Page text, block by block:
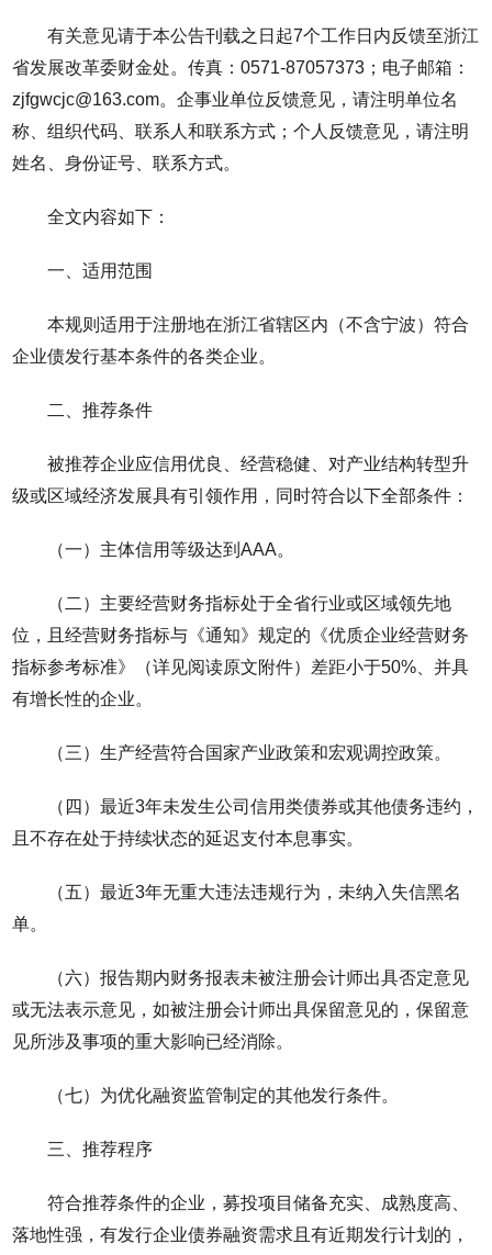
有关意见请于本公告刊载之日起7个工作日内反馈至浙江
省发展改革委财金处。传真：0571-87057373；电子邮箱：
zjfgwcjc@163.com。企事业单位反馈意见，请注明单位名
称、组织代码、联系人和联系方式；个人反馈意见，请注明
姓名、身份证号、联系方式。
全文内容如下：
一、适用范围
本规则适用于注册地在浙江省辖区内（不含宁波）符合
企业债发行基本条件的各类企业。
二、推荐条件
被推荐企业应信用优良、经营稳健、对产业结构转型升
级或区域经济发展具有引领作用，同时符合以下全部条件：
（一）主体信用等级达到AAA。
（二）主要经营财务指标处于全省行业或区域领先地
位，且经营财务指标与《通知》规定的《优质企业经营财务
指标参考标准》（详见阅读原文附件）差距小于50%、并具
有增长性的企业。
（三）生产经营符合国家产业政策和宏观调控政策。
（四）最近3年未发生公司信用类债券或其他债务违约，
且不存在处于持续状态的延迟支付本息事实。
（五）最近3年无重大违法违规行为，未纳入失信黑名
单。
（六）报告期内财务报表未被注册会计师出具否定意见
或无法表示意见，如被注册会计师出具保留意见的，保留意
见所涉及事项的重大影响已经消除。
（七）为优化融资监管制定的其他发行条件。
三、推荐程序
符合推荐条件的企业，募投项目储备充实、成熟度高、
落地性强，有发行企业债券融资需求且有近期发行计划的，